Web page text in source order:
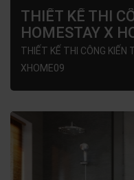
THIẾT KẾ THI
HOMESTAY X
XHOME09
THIẾT KẾ THI CÔNG KIẾN
XHOME09